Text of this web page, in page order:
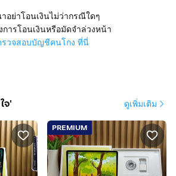
อย่าโอนเงินไม่ว่ากรณีใดๆ
การโอนเงินหรือมัดจำล่วงหน้า
รวจสอบบัญชีคนโกง ที่นี่
จ' ดูเพิ่มเติม
PREMIUM